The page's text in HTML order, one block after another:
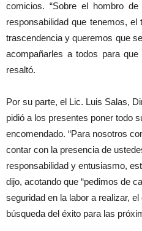
comicios. “Sobre el hombro
responsabilidad que tenemos,
trascendencia y queremos que
acompañarles a todos para que
resaltó.
Por su parte, el Lic. Luis Salas,
pidió a los presentes poner todo
encomendado. “Para nosotros
contar con la presencia de
responsabilidad y entusiasmo,
dijo, acotando que “pedimos de
seguridad en la labor a realizar,
búsqueda del éxito para las